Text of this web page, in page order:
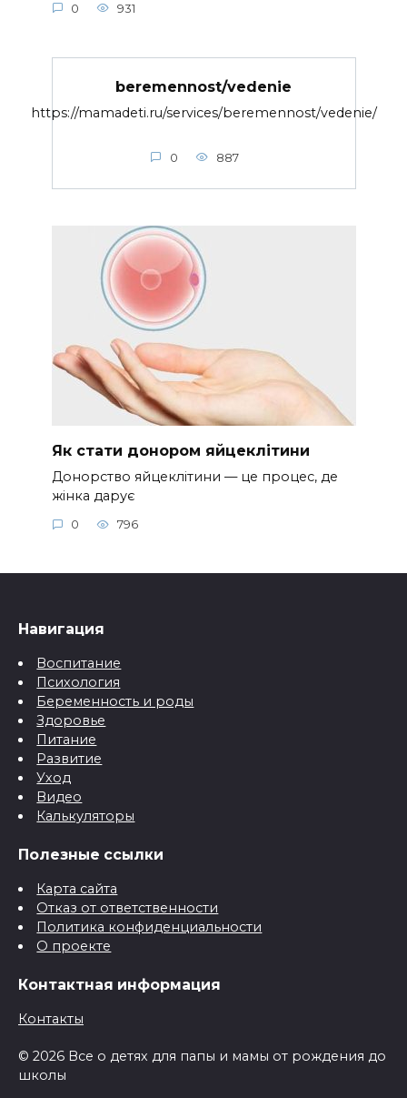
0 931
beremennost/vedenie
https://mamadeti.ru/services/beremennost/vedenie/
0 887
Як стати донором яйцеклітини
Донорство яйцеклітини — це процес, де
жінка дарує
0 796
Навигация
Воспитание
Психология
Беременность и роды
Здоровье
Питание
Развитие
Уход
Видео
Калькуляторы
Полезные ссылки
Карта сайта
Отказ от ответственности
Политика конфиденциальности
О проекте
Контактная информация
Контакты
© 2026 Все о детях для папы и мамы от рождения до
школы